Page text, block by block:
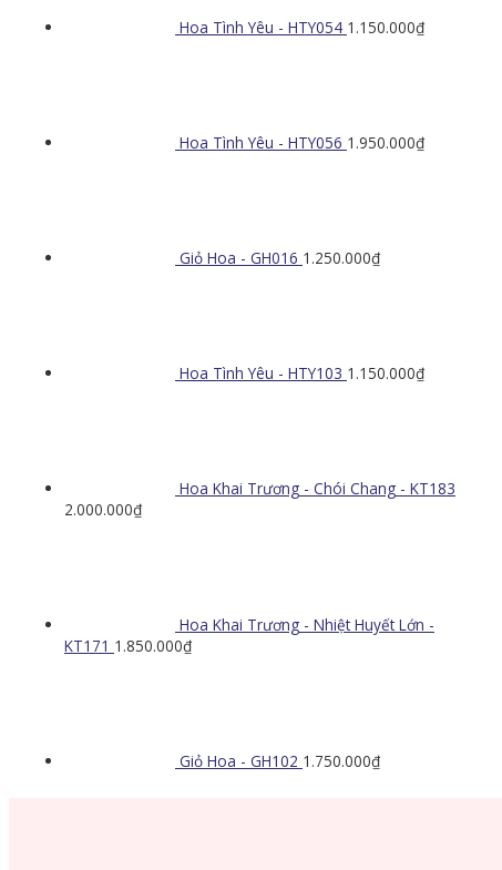
Hoa Tình Yêu - HTY054 1.150.000₫
Hoa Tình Yêu - HTY056 1.950.000₫
Giỏ Hoa - GH016 1.250.000₫
Hoa Tình Yêu - HTY103 1.150.000₫
Hoa Khai Trương - Chói Chang - KT183
2.000.000₫
Hoa Khai Trương - Nhiệt Huyết Lớn -
KT171 1.850.000₫
Giỏ Hoa - GH102 1.750.000₫